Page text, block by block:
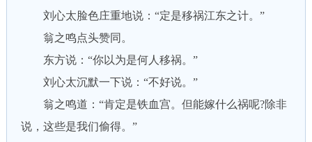
刘心太脸色庄重地说：“定是移祸江东之计。”
翁之鸣点头赞同。
东方说：“你以为是何人移祸。”
刘心太沉默一下说：“不好说。”
翁之鸣道：“肯定是铁血宫。但能嫁什么祸呢?除非
说，这些是我们偷得。”